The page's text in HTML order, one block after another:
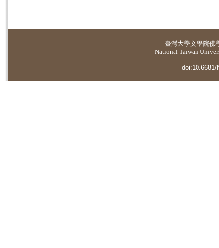
臺灣大學文學院佛
National Taiwan
doi:10.6681/